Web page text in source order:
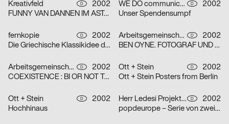
Kreativfeld D
2002
FUNNY VAN DANNEN IM ASTA – KELLER
WE DO communication GmbH D
2002
Unser Spendensumpf
fernkopie D
2002
Die Griechische Klassikidee der Wirklichkeit – Serie von zwei Plakaten
Arbeitsgemeinschaft für visuelle und verbale Kommunikation Uwe Loesch D
2002
BEN OYNE. FOTOGRAF UND FILMEMACHER
Arbeitsgemeinschaft für visuelle und verbale Kommunikation Uwe Loesch D
2002
COEXISTENCE : BI OR NOT TO BE
Ott + Stein D
2002
Ott + Stein Posters from Berlin
Ott + Stein D
2002
Hochhinaus
Herr Ledesi Projekt- und Werbeagentur D
2002
popdeurope – Serie von zwei Plakaten